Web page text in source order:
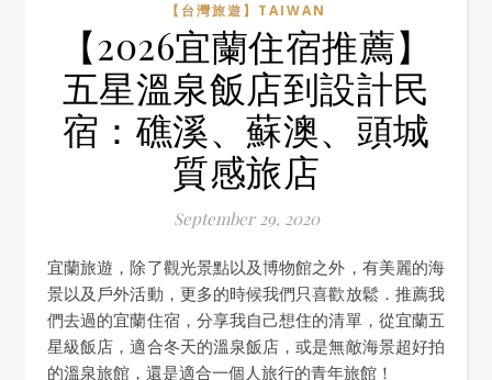
【台灣旅遊】TAIWAN
【2026宜蘭住宿推薦】
五星溫泉飯店到設計民
宿：礁溪、蘇澳、頭城
質感旅店
September 29, 2020
宜蘭旅遊，除了觀光景點以及博物館之外，有美麗的海
景以及戶外活動，更多的時候我們只喜歡放鬆．推薦我
們去過的宜蘭住宿，分享我自己想住的清單，從宜蘭五
星級飯店，適合冬天的溫泉飯店，或是無敵海景超好拍
的溫泉旅館，還是適合一個人旅行的青年旅館！